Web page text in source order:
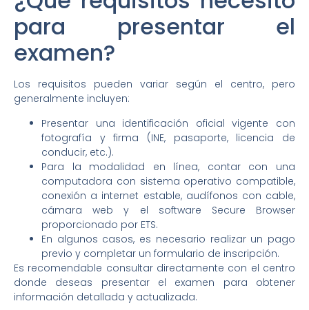
para presentar el
examen?
Los requisitos pueden variar según el centro, pero
generalmente incluyen:
Presentar una identificación oficial vigente con
fotografía y firma (INE, pasaporte, licencia de
conducir, etc.).
Para la modalidad en línea, contar con una
computadora con sistema operativo compatible,
conexión a internet estable, audífonos con cable,
cámara web y el software Secure Browser
proporcionado por ETS.
En algunos casos, es necesario realizar un pago
previo y completar un formulario de inscripción.
Es recomendable consultar directamente con el centro
donde deseas presentar el examen para obtener
información detallada y actualizada.